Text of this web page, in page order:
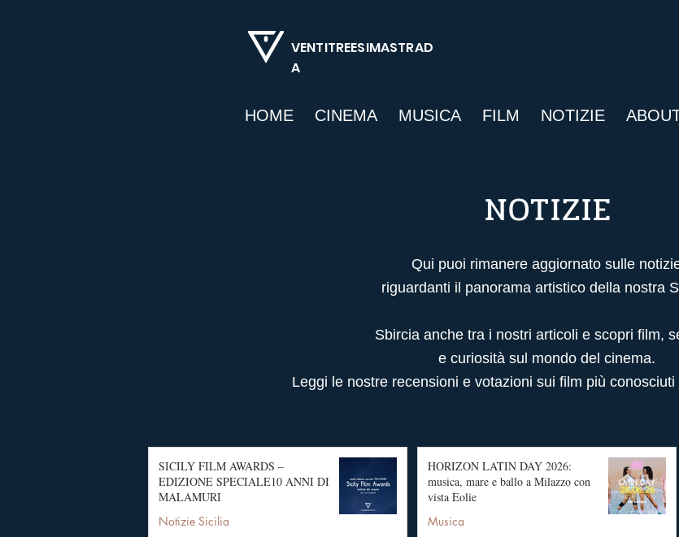
VENTITREESIMASTRAD
A
HOME CINEMA MUSICA FILM NOTIZIE
NOTIZIE
Qui puoi rimanere aggiornato sulle
riguardanti il panorama artistico della nostra
Sbircia anche tra i nostri articoli e scopri film,
e curiosità sul mondo del cinema.
Leggi le nostre recensioni e votazioni sui film più
SICILY FILM AWARDS –
EDIZIONE SPECIALE10 ANNI DI
MALAMURI
Notizie Sicilia
HORIZON LATIN DAY 2026:
musica, mare e ballo a Milazzo con
vista Eolie
Musica